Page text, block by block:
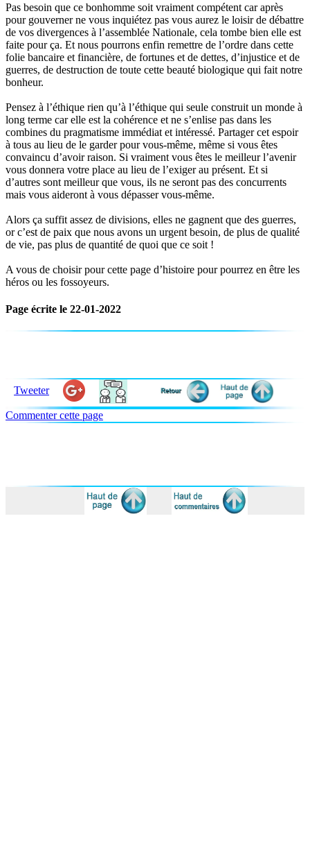
Pas besoin que ce bonhomme soit vraiment compétent car après
pour gouverner ne vous inquiétez pas vous aurez le loisir de débattre
de vos divergences à l’assemblée Nationale, cela tombe bien elle est
faite pour ça. Et nous pourrons enfin remettre de l’ordre dans cette
folie bancaire et financière, de fortunes et de dettes, d’injustice et de
guerres, de destruction de toute cette beauté biologique qui fait notre
bonheur.
Pensez à l’éthique rien qu’à l’éthique qui seule construit un monde à
long terme car elle est la cohérence et ne s’enlise pas dans les
combines du pragmatisme immédiat et intéressé. Partager cet espoir
à tous au lieu de le garder pour vous-même, même si vous êtes
convaincu d’avoir raison. Si vraiment vous êtes le meilleur l’avenir
vous donnera votre place au lieu de l’exiger au présent. Et si
d’autres sont meilleur que vous, ils ne seront pas des concurrents
mais vous aideront à vous dépasser vous-même.
Alors ça suffit assez de divisions, elles ne gagnent que des guerres,
or c’est de paix que nous avons un urgent besoin, de plus de qualité
de vie, pas plus de quantité de quoi que ce soit !
A vous de choisir pour cette page d’histoire pour pourrez en être les
héros ou les fossoyeurs.
Page écrite le 22-01-2022
Tweeter
Commenter cette page